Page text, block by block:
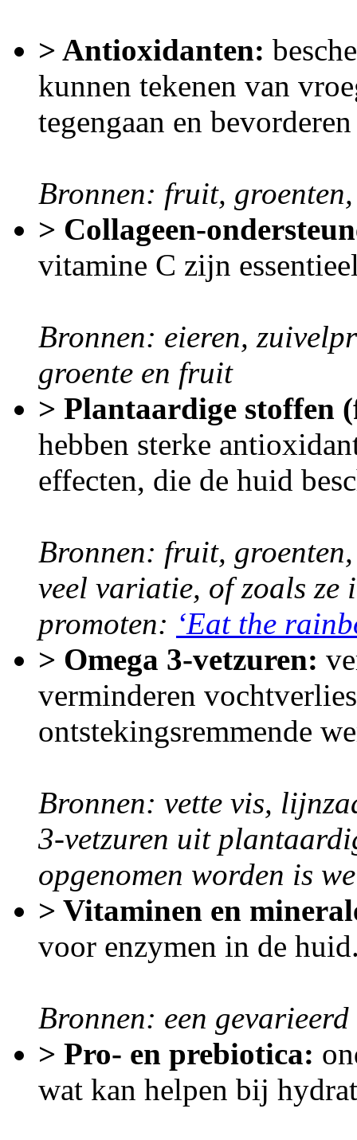
> Antioxidanten:
kunnen tekenen van
tegengaan en
Bronnen: fruit,
> Collageen-
vitamine C zijn
Bronnen: eieren,
groente en fruit
> Plantaardige stoffen
hebben sterke
effecten, die de huid
Bronnen: fruit,
veel variatie, of zoals ze
promoten: ‘Eat the
> Omega 3-vetzuren:
verminderen
ontstekingsremmende
Bronnen: vette vis,
3-vetzuren uit
opgenomen worden is
> Vitaminen en
voor enzymen in de
Bronnen: een
> Pro- en prebiotica:
wat kan helpen bij